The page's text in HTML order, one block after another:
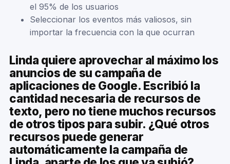
el 95% de los usuarios
Seleccionar los eventos más valiosos, sin
importar la frecuencia con la que ocurran
Linda quiere aprovechar al máximo los
anuncios de su campaña de
aplicaciones de Google. Escribió la
cantidad necesaria de recursos de
texto, pero no tiene muchos recursos
de otros tipos para subir. ¿Qué otros
recursos puede generar
automáticamente la campaña de